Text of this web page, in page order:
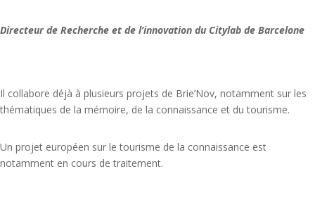
Directeur de Recherche et de l’innovation du Citylab de Barcelone
Il collabore déjà à plusieurs projets de Brie’Nov, notamment sur les
thématiques de la mémoire, de la connaissance et du tourisme.
Un projet européen sur le tourisme de la connaissance est
notamment en cours de traitement.